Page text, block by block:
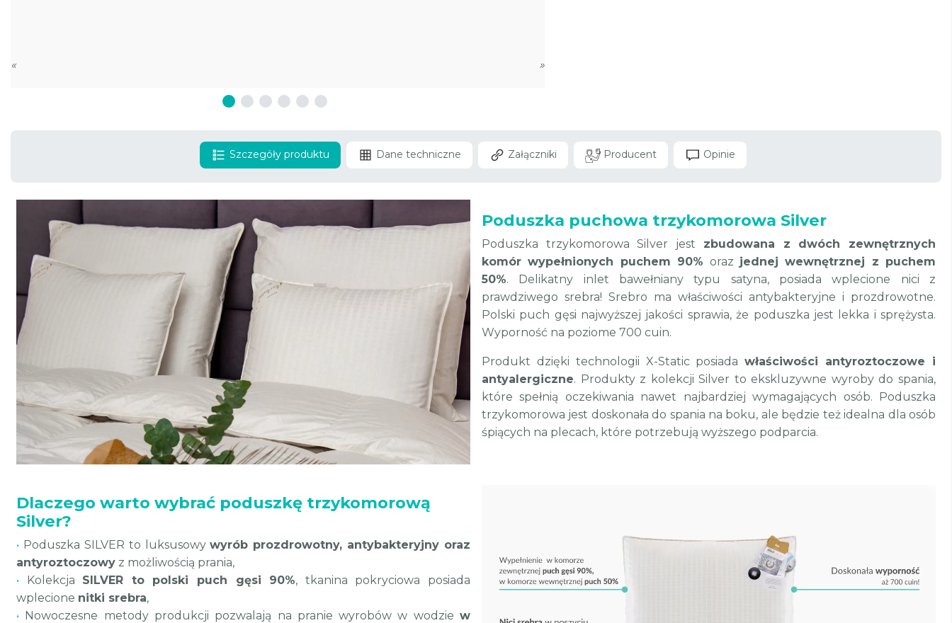
« »
Szczegóły produktu Dane techniczne Załączniki Producent Opinie
Poduszka puchowa trzykomorowa Silver
Poduszka trzykomorowa Silver jest zbudowana z dwóch zewnętrznych
komór wypełnionych puchem 90% oraz jednej wewnętrznej z puchem
50%. Delikatny inlet bawełniany typu satyna, posiada wplecione nici z
prawdziwego srebra! Srebro ma właściwości antybakteryjne i prozdrowotne.
Polski puch gęsi najwyższej jakości sprawia, że poduszka jest lekka i sprężysta.
Wyporność na poziome 700 cuin.
Produkt dzięki technologii X-Static posiadawłaściwości antyroztoczowe i
antyalergiczne. Produkty z kolekcji Silver to ekskluzywne wyroby do spania,
które spełnią oczekiwania nawet najbardziej wymagających osób. Poduszka
trzykomorowa jest doskonała do spania na boku, ale będzie też idealna dla osób
śpiących na plecach, które potrzebują wyższego podparcia.
Dlaczego warto wybrać poduszkę trzykomorową
Silver?
• Poduszka SILVER to luksusowywyrób prozdrowotny, antybakteryjny oraz
antyroztoczowy z możliwością prania,
• Kolekcja SILVER to polski puch gęsi 90%, tkanina pokryciowa posiada
wplecione nitki srebra,
• Nowoczesne metody produkcji pozwalają na pranie wyrobów w wodzie w